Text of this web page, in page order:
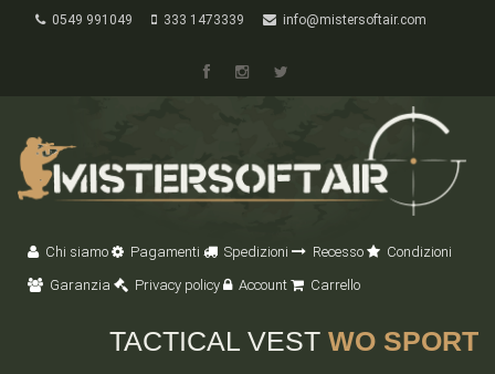
0549 991049 333 1473339 info@mistersoftair.com
Chi siamo Pagamenti Spedizioni Recesso
Condizioni
Garanzia
Privacy policy Account Carrello
TACTICAL VEST WO SPORT